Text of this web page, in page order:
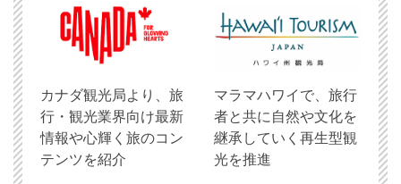
​カナダ観光局より、旅
行・観光業界向け最新
情報や心輝く旅のコン
テンツを紹介
マラマハワイで、旅行
者と共に自然や文化を
継承していく再生型観
光を推進